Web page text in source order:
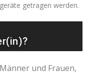
getragen werden.
und Frauen,